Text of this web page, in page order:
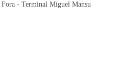
- Terminal Miguel Mansu